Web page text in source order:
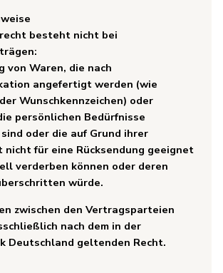
besteht nicht bei
von Waren, die nach
angefertigt werden (wie
Wunschkennzeichen) oder
persönlichen Bedürfnisse
oder die auf Grund ihrer
nicht für eine Rücksendung geeignet
verderben können oder deren
würde.
zwischen den Vertragsparteien
nach dem in der
Deutschland geltenden Recht.